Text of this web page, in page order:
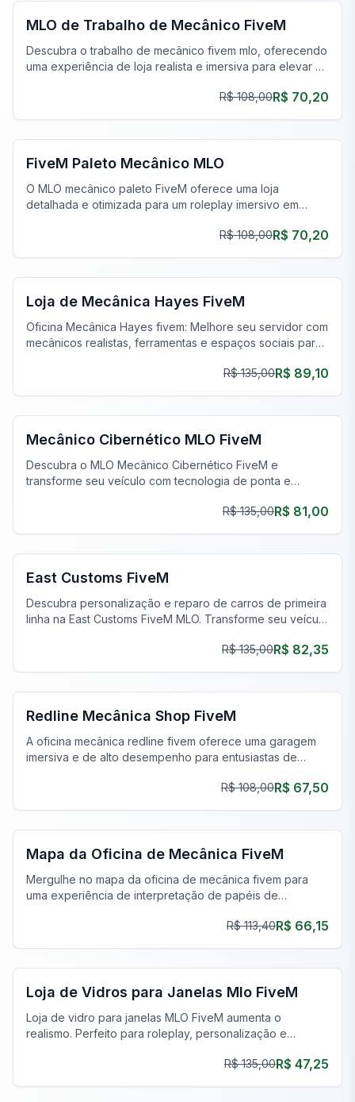
MLO de Trabalho de Mecânico FiveM
Descubra o trabalho de mecânico fivem mlo, oferecendo
uma experiência de loja realista e imersiva para elevar a
R$ 108,00R$ 70,20
FiveM Oficina Mecânica MLO
FiveM Paleto Mecânico MLO
O MLO mecânico paleto FiveM oferece uma loja
detalhada e otimizada para um roleplay imersivo em
R$ 108,00R$ 70,20
FiveM Oficina Mecânica MLO
Loja de Mecânica Hayes FiveM
Oficina Mecânica Hayes fivem: Melhore seu servidor com
mecânicos realistas, ferramentas e espaços sociais para
R$ 135,00R$ 89,10
FiveM Oficina Mecânica MLO
Mecânico Cibernético MLO FiveM
Descubra o MLO Mecânico Cibernético FiveM e
transforme seu veículo com tecnologia de ponta e
R$ 135,00R$ 81,00
FiveM Oficina Mecânica MLO
East Customs FiveM
Descubra personalização e reparo de carros de primeira
linha na East Customs FiveM MLO. Transforme seu veículo
R$ 135,00R$ 82,35
FiveM Oficina Mecânica MLO
Redline Mecânica Shop FiveM
A oficina mecânica redline fivem oferece uma garagem
imersiva e de alto desempenho para entusiastas de
R$ 108,00R$ 67,50
FiveM Oficina Mecânica MLO
Mapa da Oficina de Mecânica FiveM
Mergulhe no mapa da oficina de mecânica fivem para
uma experiência de interpretação de papéis de
R$ 113,40R$ 66,15
FiveM Oficina Mecânica MLO
Loja de Vidros para Janelas Mlo FiveM
Loja de vidro para janelas MLO FiveM aumenta o
realismo. Perfeito para roleplay, personalização e
R$ 135,00R$ 47,25